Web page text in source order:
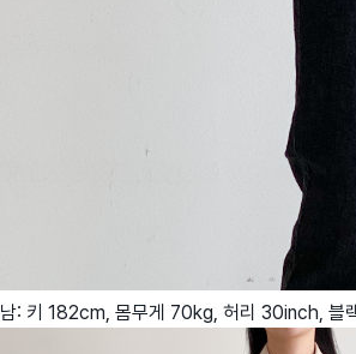
남: 키 182cm, 몸무게 70kg, 허리 30inch, 블